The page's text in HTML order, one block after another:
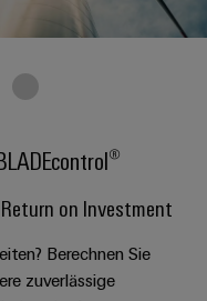
on Investment
Berechnen Sie
zuverlässige